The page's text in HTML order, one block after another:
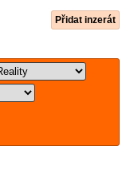
Přidat inzerát